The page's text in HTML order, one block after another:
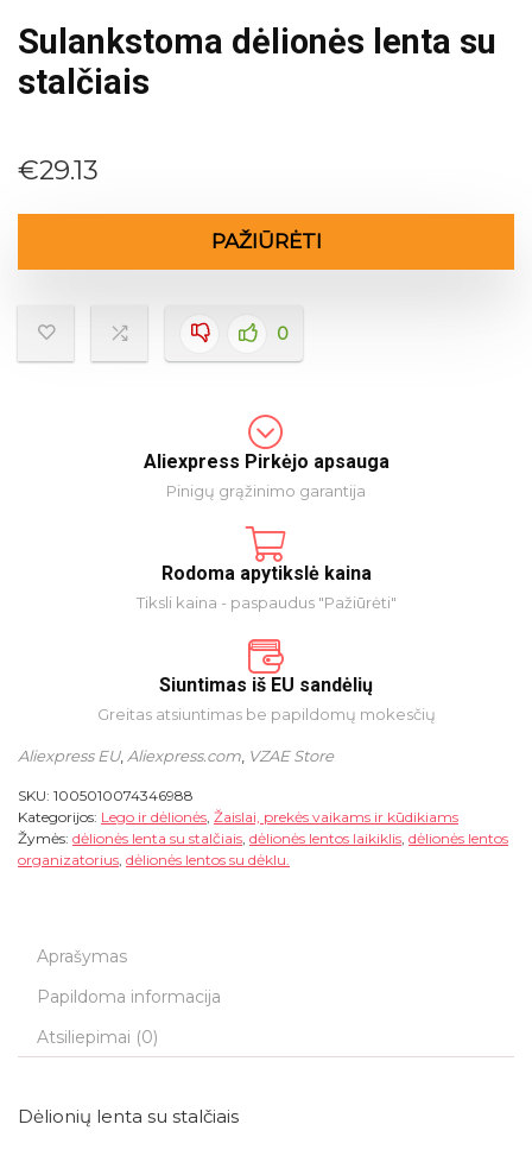
Sulankstoma dėlionės lenta su
stalčiais
€29.13
PAŽIŪRĖTI
0
Aliexpress Pirkėjo apsauga
Pinigų grąžinimo garantija
Rodoma apytikslė kaina
Tiksli kaina - paspaudus "Pažiūrėti"
Siuntimas iš EU sandėlių
Greitas atsiuntimas be papildomų mokesčių
Aliexpress EU, Aliexpress.com VZAE Store
SKU: 1005010074346988
Kategorijos: Lego ir dėlionės, Žaislai, prekės vaikams ir kūdikiams
Žymės: dėlionės lenta su stalčiais, dėlionės lentos laikiklis, dėlionės lentos
organizatorius, dėlionės lentos su dėklu.
Aprašymas
Papildoma informacija
Atsiliepimai (0)
Dėlionių lenta su stalčiais